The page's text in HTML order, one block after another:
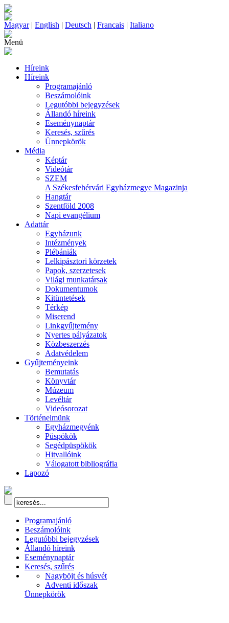
Magyar| English | Deutsch | Francais | Italiano
Menü
Híreink
Híreink
Programajánló
Beszámolóink
Legutóbbi bejegyzések
Állandó híreink
Eseménynaptár
Keresés, szűrés
Ünnepkörök
Média
Képtár
Videótár
SZEM
A Székesfehérvári Egyházmegye Magazinja
Hangtár
Szentföld 2008
Napi evangélium
Adattár
Egyházunk
Intézmények
Plébániák
Lelkipásztori körzetek
Papok, szerzetesek
Világi munkatársak
Dokumentumok
Kitüntetések
Térkép
Miserend
Linkgyűjtemény
Nyertes pályázatok
Közbeszerzés
Adatvédelem
Gyűjteményeink
Bemutatás
Könyvtár
Múzeum
Levéltár
Videósorozat
Történelmünk
Egyházmegyénk
Püspökök
Segédpüspökök
Hitvallóink
Válogatott bibliográfia
Lapozó
Programajánló
Beszámolóink
Legutóbbi bejegyzések
Állandó híreink
Eseménynaptár
Keresés, szűrés
Nagyböjt és húsvét
Adventi időszak
Ünnepkörök